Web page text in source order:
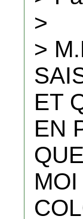
>
>
ET
EN